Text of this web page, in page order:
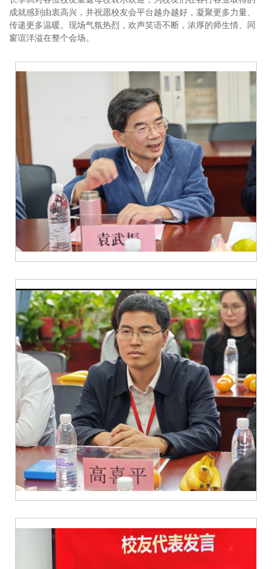
成就感到由衷高兴，并祝愿校友会平台越办越好，凝聚更多力量、
传递更多温暖。现场气氛热烈，欢声笑语不断，浓厚的师生情、同
窗谊洋溢在整个会场。